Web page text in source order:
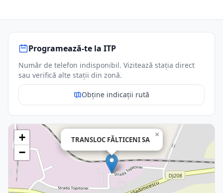
Programează-te la ITP
Număr de telefon indisponibil. Vizitează stația direct
sau verifică alte stații din zonă.
Obține indicații rută
TRANSLOC FĂLTICENI SA
×
+
−